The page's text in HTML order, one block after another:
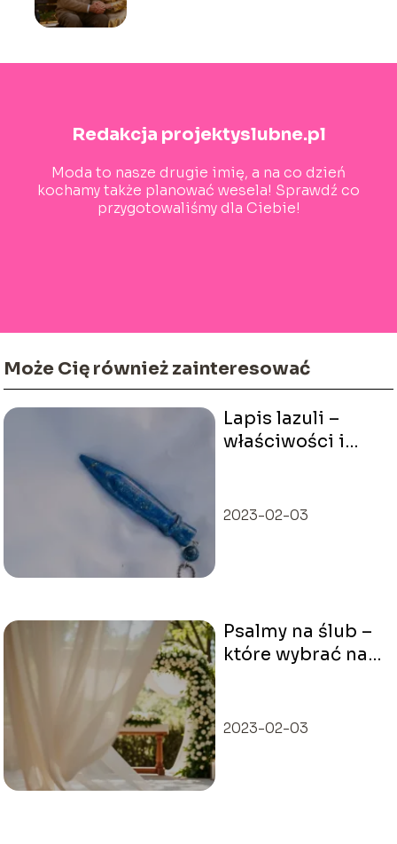
Redakcja projektyslubne.pl
Moda to nasze drugie imię, a na co dzień
kochamy także planować wesela! Sprawdź co
przygotowaliśmy dla Ciebie!
Może Cię również zainteresować
Lapis lazuli –
właściwości i
2023-02-03
Psalmy na ślub –
które wybrać na
2023-02-03